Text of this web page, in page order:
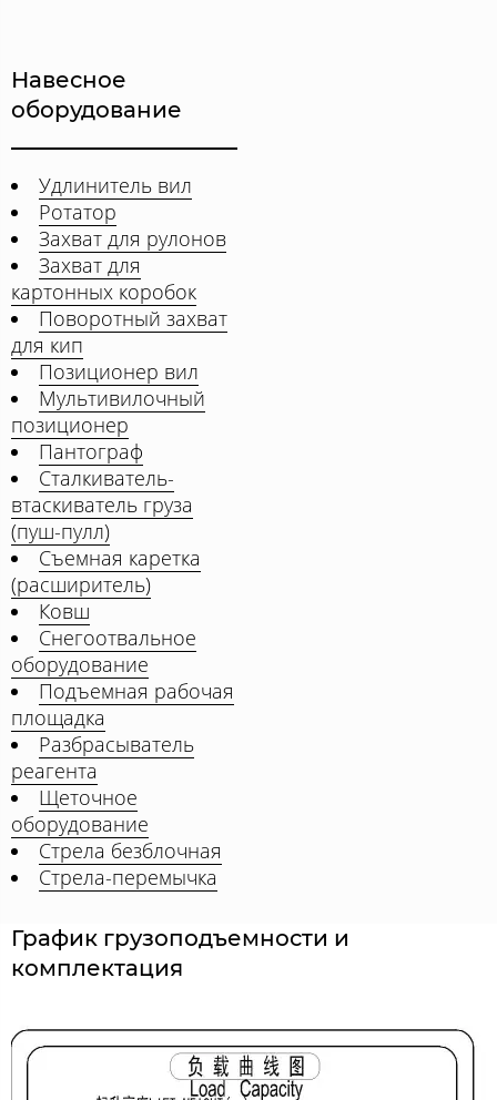
Навесное
оборудование
Удлинитель вил
Ротатор
Захват для рулонов
Захват для
картонных коробок
Поворотный захват
для кип
Позиционер вил
Мультивилочный
позиционер
Пантограф
Сталкиватель-
втаскиватель груза
(пуш-пулл)
Съемная каретка
(расширитель)
Ковш
Снегоотвальное
оборудование
Подъемная рабочая
площадка
Разбрасыватель
реагента
Щеточное
оборудование
Стрела безблочная
Стрела-перемычка
График грузоподъемности и
комплектация